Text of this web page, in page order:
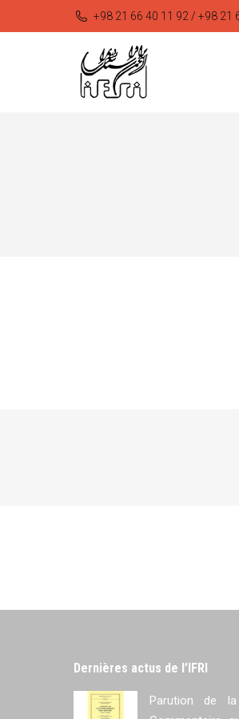
+98 21 66 40 11 92 / +98 21
Dernières actus de l’IFRI
Parution de